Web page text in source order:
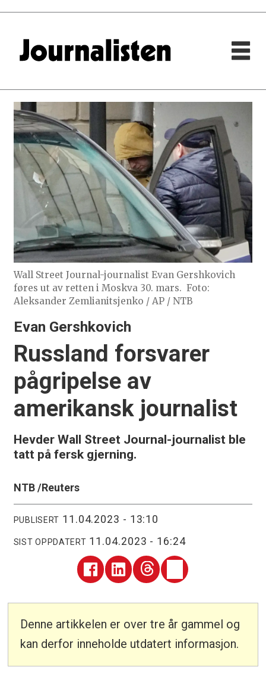
Wall Street Journal-journalist Evan Gershkovich
føres ut av retten i Moskva 30. mars. Foto:
Aleksander Zemlianitsjenko / AP / NTB
Evan Gershkovich
Russland forsvarer
pågripelse av
amerikansk journalist
Hevder Wall Street Journal-journalist ble
tatt på fersk gjerning.
NTB /Reuters
PUBLISERT 11.04.2023 - 13:10
SIST OPPDATERT 11.04.2023 - 16:24
Denne artikkelen er over tre år gammel og
kan derfor inneholde utdatert informasjon.